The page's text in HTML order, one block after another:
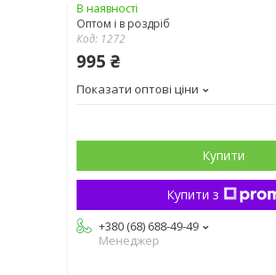
В наявності
Оптом і в роздріб
Код: 1272
995 ₴
Показати оптові ціни
Купити
Купити з
+380 (68) 688-49-49
Менеджер